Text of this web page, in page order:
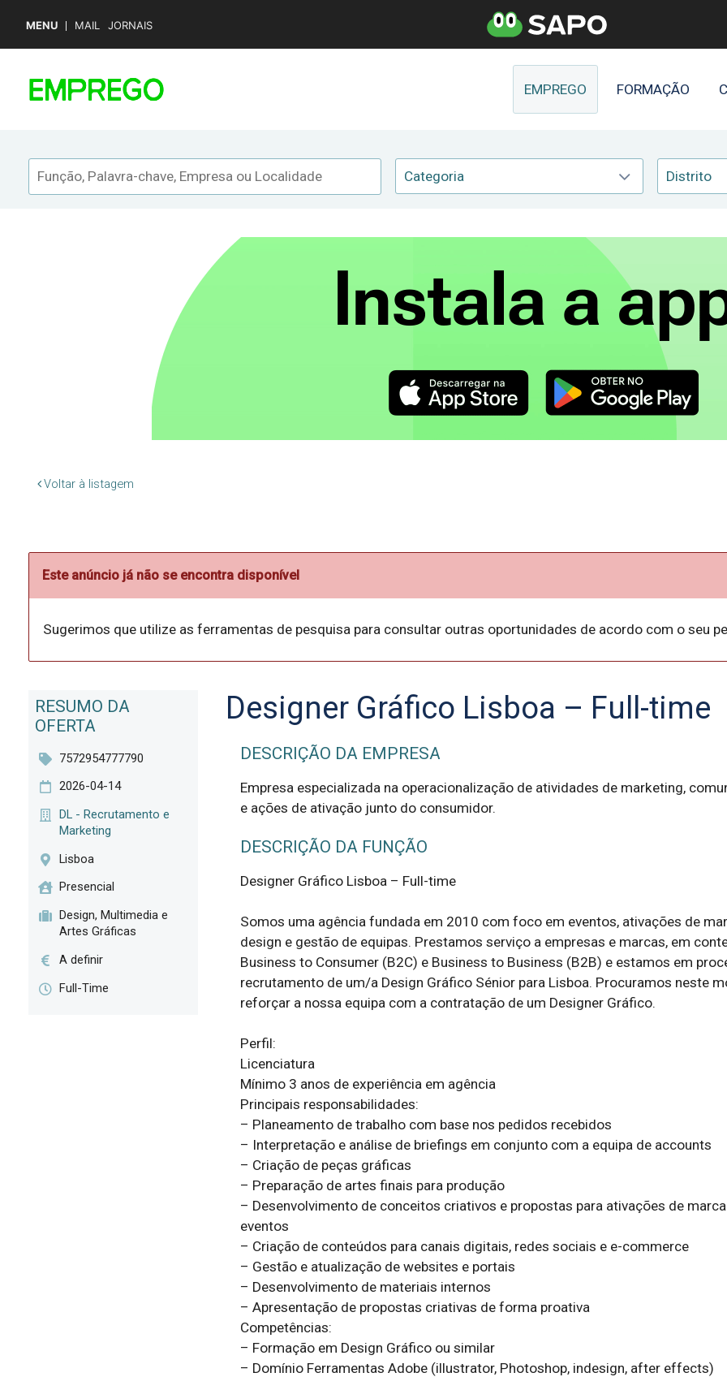
MENU MAIL JORNAIS
EMPREGO FORMAÇÃO
Categoria Distrito
Voltar à listagem
Este anúncio já não se encontra disponível
Sugerimos que utilize as ferramentas de pesquisa para consultar outras oportunidades de acordo com o seu
RESUMO DA
OFERTA
7572954777790
2026-04-14
DL - Recrutamento e
Marketing
Lisboa
Presencial
Design, Multimedia e
Artes Gráficas
A definir
Full-Time
Designer Gráfico Lisboa – Full-time
DESCRIÇÃO DA EMPRESA
Empresa especializada na operacionalização de atividades de marketing,
e ações de ativação junto do consumidor.
DESCRIÇÃO DA FUNÇÃO
Designer Gráfico Lisboa – Full-time
Somos uma agência fundada em 2010 com foco em eventos, ativações de
design e gestão de equipas. Prestamos serviço a empresas e marcas, em
Business to Consumer (B2C) e Business to Business (B2B) e estamos em
recrutamento de um/a Design Gráfico Sénior para Lisboa. Procuramos neste
reforçar a nossa equipa com a contratação de um Designer Gráfico.
Perfil:
Licenciatura
Mínimo 3 anos de experiência em agência
Principais responsabilidades:
– Planeamento de trabalho com base nos pedidos recebidos
– Interpretação e análise de briefings em conjunto com a equipa de accounts
– Criação de peças gráficas
– Preparação de artes finais para produção
– Desenvolvimento de conceitos criativos e propostas para ativações de
eventos
– Criação de conteúdos para canais digitais, redes sociais e e-commerce
– Gestão e atualização de websites e portais
– Desenvolvimento de materiais internos
– Apresentação de propostas criativas de forma proativa
Competências:
– Formação em Design Gráfico ou similar
– Domínio Ferramentas Adobe (illustrator, Photoshop, indesign, after effects)